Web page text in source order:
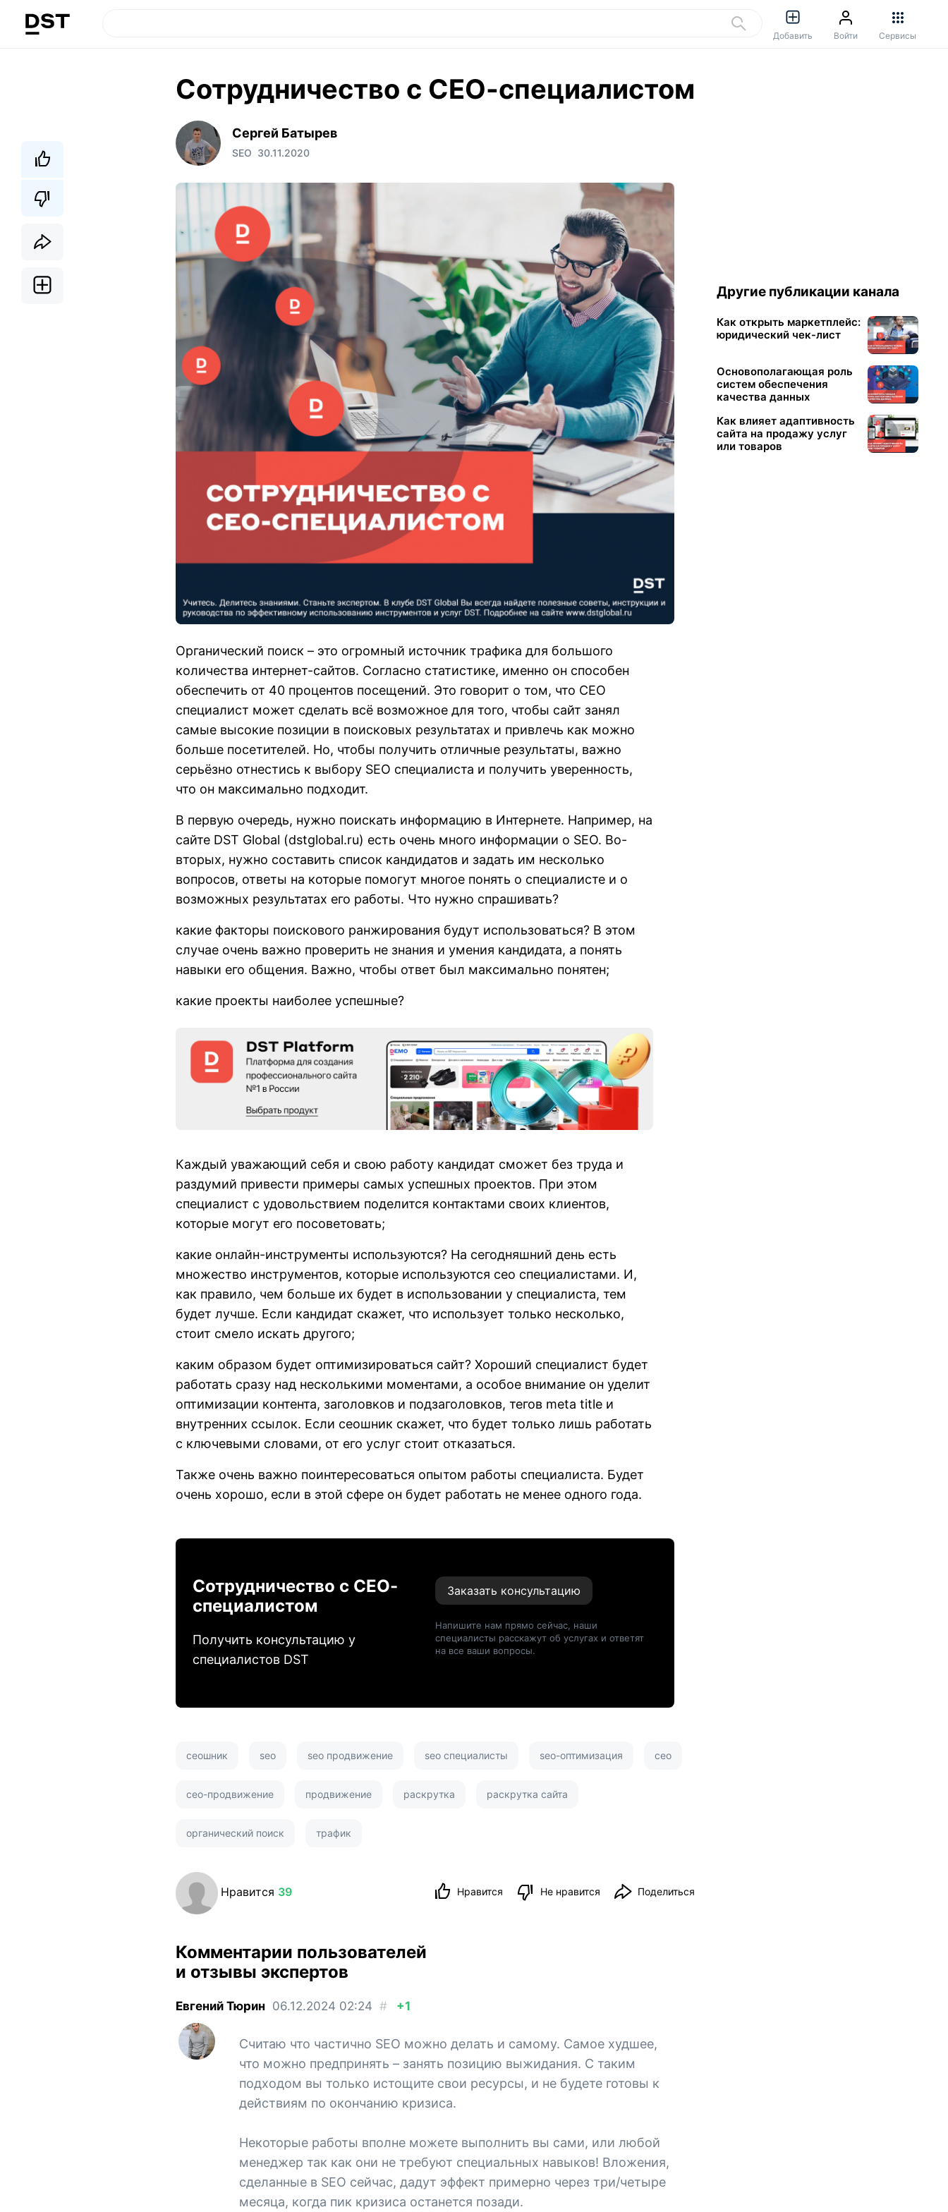
Добавить Войти Сервисы
Сотрудничество с СЕО-специалистом
Сергей Батырев
SEO 30.11.2020
Органический поиск – это огромный источник трафика для большого
количества интернет-сайтов. Согласно статистике, именно он способен
обеспечить от 40 процентов посещений. Это говорит о том, что СЕО
специалист может сделать всё возможное для того, чтобы сайт занял
самые высокие позиции в поисковых результатах и привлечь как можно
больше посетителей. Но, чтобы получить отличные результаты, важно
серьёзно отнестись к выбору SEO специалиста и получить уверенность,
что он максимально подходит.
В первую очередь, нужно поискать информацию в Интернете. Например, на
сайте DST Global (dstglobal.ru) есть очень много информации о SEO. Во-
вторых, нужно составить список кандидатов и задать им несколько
вопросов, ответы на которые помогут многое понять о специалисте и о
возможных результатах его работы. Что нужно спрашивать?
какие факторы поискового ранжирования будут использоваться? В этом
случае очень важно проверить не знания и умения кандидата, а понять
навыки его общения. Важно, чтобы ответ был максимально понятен;
какие проекты наиболее успешные?
Каждый уважающий себя и свою работу кандидат сможет без труда и
раздумий привести примеры самых успешных проектов. При этом
специалист с удовольствием поделится контактами своих клиентов,
которые могут его посоветовать;
какие онлайн-инструменты используются? На сегодняшний день есть
множество инструментов, которые используются сео специалистами. И,
как правило, чем больше их будет в использовании у специалиста, тем
будет лучше. Если кандидат скажет, что использует только несколько,
стоит смело искать другого;
каким образом будет оптимизироваться сайт? Хороший специалист будет
работать сразу над несколькими моментами, а особое внимание он уделит
оптимизации контента, заголовков и подзаголовков, тегов meta title и
внутренних ссылок. Если сеошник скажет, что будет только лишь работать
с ключевыми словами, от его услуг стоит отказаться.
Также очень важно поинтересоваться опытом работы специалиста. Будет
очень хорошо, если в этой сфере он будет работать не менее одного года.
Сотрудничество с СЕО-
специалистом
Получить консультацию у
специалистов DST
Заказать консультацию
Напишите нам прямо сейчас, наши
специалисты расскажут об услугах и ответят
на все ваши вопросы.
сеошник seo seo продвижение seo специалисты seo-оптимизация сео
сео-продвижение продвижение раскрутка раскрутка сайта
органический поиск трафик
Нравится 39 Нравится Не нравится Поделиться
Комментарии пользователей
и отзывы экспертов
Евгений Тюрин 06.12.2024 02:24 # +1
Считаю что частично SEO можно делать и самому. Самое худшее,
что можно предпринять – занять позицию выжидания. С таким
подходом вы только истощите свои ресурсы, и не будете готовы к
действиям по окончанию кризиса.
Некоторые работы вполне можете выполнить вы сами, или любой
менеджер так как они не требуют специальных навыков! Вложения,
сделанные в SEO сейчас, дадут эффект примерно через три/четыре
месяца, когда пик кризиса останется позади.
Другие публикации канала
Как открыть маркетплейс:
юридический чек-лист
Основополагающая роль
систем обеспечения
качества данных
Как влияет адаптивность
сайта на продажу услуг
или товаров